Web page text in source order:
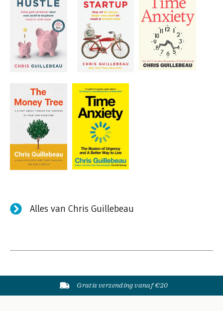
Alles van Chris Guillebeau
Gratis verzending vanaf €20